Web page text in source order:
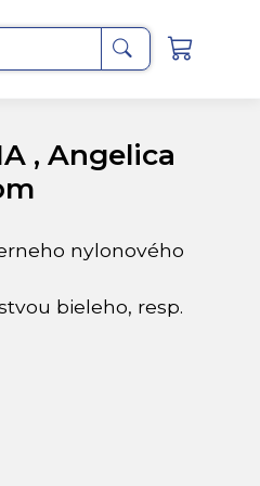
, Angelica
nylonového
bieleho, resp.